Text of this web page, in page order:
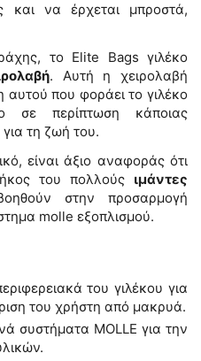
και να έρχεται μπροστά,
το Elite Bags γιλέκο
. Αυτή η χειρολαβή
που φοράει το γιλέκο
σε περίπτωση κάποιας
τη ζωή του.
είναι άξιο αναφοράς ότι
του πολλούς ιμάντες
στην προσαρμογή
molle εξοπλισμού.
του γιλέκου για
του χρήστη από μακρυά.
συστήματα MOLLE για την